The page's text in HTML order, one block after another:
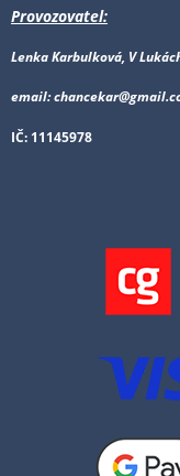
Provozovatel:
Lenka Karbulková, V
email:
IČ: 11145978